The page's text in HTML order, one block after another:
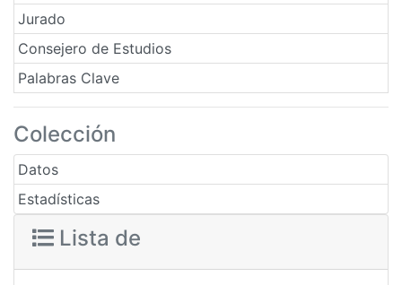
Jurado
Consejero de Estudios
Palabras Clave
Colección
Datos
Estadísticas
Lista de